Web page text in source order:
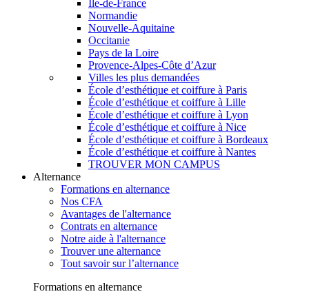
Île-de-France
Normandie
Nouvelle-Aquitaine
Occitanie
Pays de la Loire
Provence-Alpes-Côte d’Azur
Villes les plus demandées
École d’esthétique et coiffure à Paris
École d’esthétique et coiffure à Lille
École d’esthétique et coiffure à Lyon
École d’esthétique et coiffure à Nice
École d’esthétique et coiffure à Bordeaux
École d’esthétique et coiffure à Nantes
TROUVER MON CAMPUS
Alternance
Formations en alternance
Nos CFA
Avantages de l'alternance
Contrats en alternance
Notre aide à l'alternance
Trouver une alternance
Tout savoir sur l’alternance
Formations en alternance